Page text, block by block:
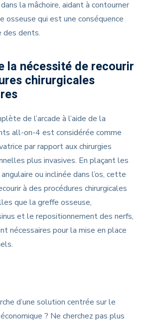
la mâchoire, aidant à contourner
osseuse qui est une conséquence
dents.
la nécessité de recourir
chirurgicales
de l’arcade à l’aide de la
all-on-4 est considérée comme
par rapport aux chirurgies
plus invasives. En plaçant les
ou inclinée dans l’os, cette
à des procédures chirurgicales
que la greffe osseuse,
et le repositionnement des nerfs,
nécessaires pour la mise en place
d’une solution centrée sur le
? Ne cherchez pas plus